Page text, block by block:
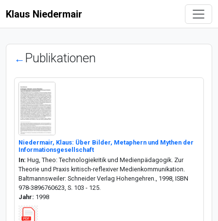
Klaus Niedermair
← Publikationen
Niedermair, Klaus: Über Bilder, Metaphern und Mythen der
Informationsgesellschaft
In: Hug, Theo: Technologiekritik und Medienpädagogik. Zur
Theorie und Praxis kritisch-reflexiver Medienkommunikation.
Baltmannsweiler: Schneider Verlag Hohengehren., 1998, ISBN
978-3896760623, S. 103 - 125.
Jahr: 1998